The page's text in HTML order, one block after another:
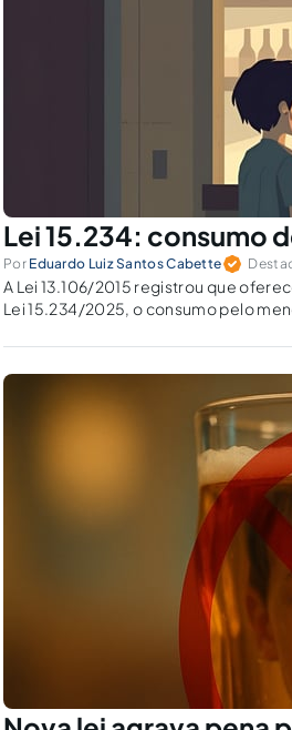
Lei 15.234: consumo
Por Eduardo Luiz Santos Cabette
A Lei 13.106/2015 registrou que
Lei 15.234/2025, o consumo pelo